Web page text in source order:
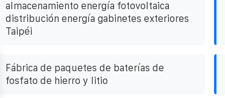
almacenamiento energía fotovoltaica
distribución energía gabinetes exteriores
Taipéi
Fábrica de paquetes de baterías de
fosfato de hierro y litio